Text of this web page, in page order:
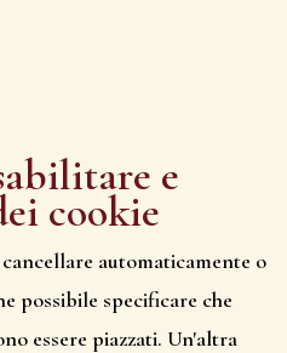
e
cookie
automaticamente o
possibile specificare che
essere piazzati. Un'altra